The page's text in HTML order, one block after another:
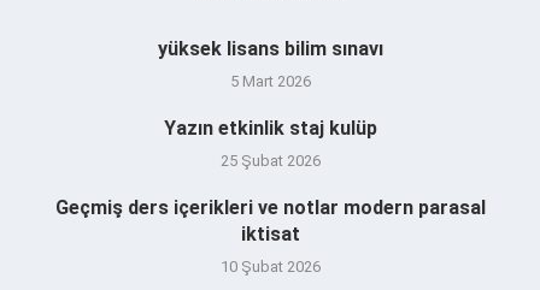
yüksek lisans bilim sınavı
5 Mart 2026
Yazın etkinlik staj kulüp
25 Şubat 2026
Geçmiş ders içerikleri ve notlar modern parasal
iktisat
10 Şubat 2026